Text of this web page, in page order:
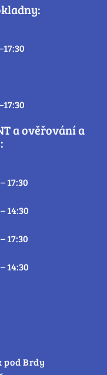
a ověřování a
17:30
14:30
17:30
14:30
pod Brdy